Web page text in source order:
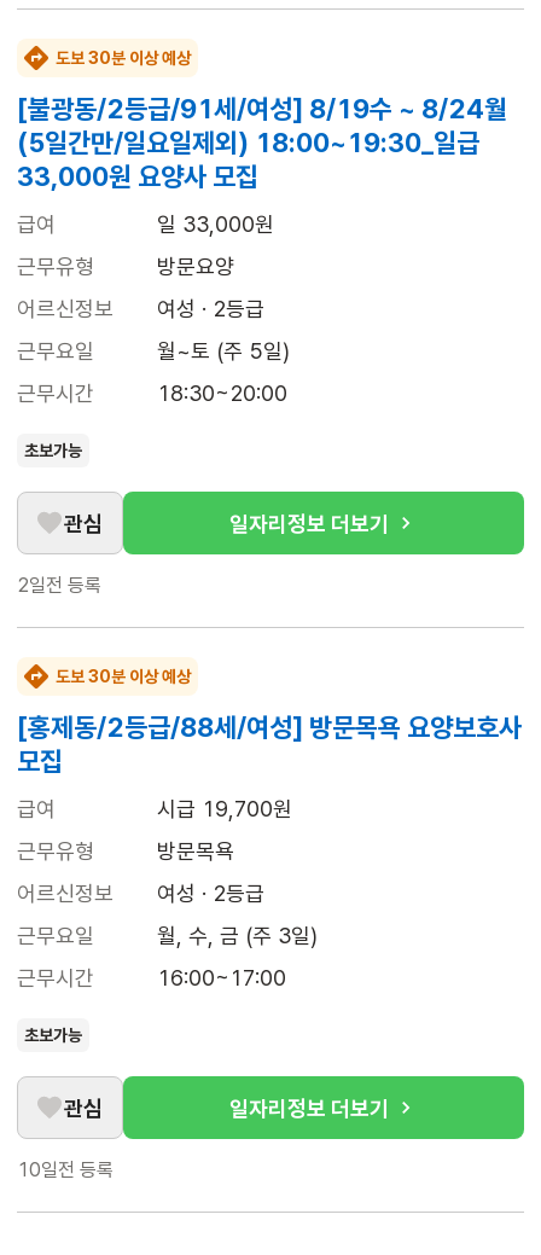
도보 30분 이상 예상
[불광동/2등급/91세/여성] 8/19수 ~ 8/24월
(5일간만/일요일제외) 18:00~19:30_일급
33,000원 요양사 모집
급여
일 33,000원
근무유형
방문요양
어르신정보
여성 · 2등급
근무요일
월~토 (주 5일)
근무시간
18:30~20:00
초보가능
관심 일자리정보 더보기
2일전 등록
도보 30분 이상 예상
[홍제동/2등급/88세/여성] 방문목욕 요양보호사
모집
급여
시급 19,700원
근무유형
방문목욕
어르신정보
여성 · 2등급
근무요일
월, 수, 금 (주 3일)
근무시간
16:00~17:00
초보가능
관심 일자리정보 더보기
10일전 등록